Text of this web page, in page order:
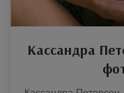
Кассандра